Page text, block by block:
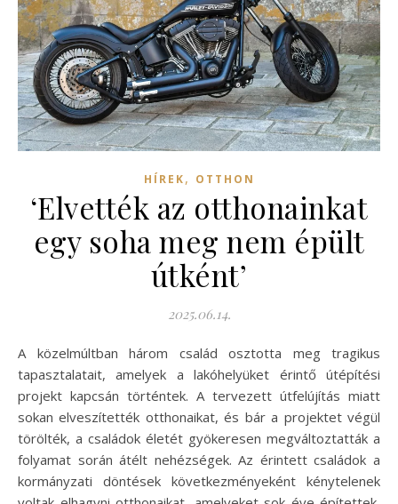
HÍREK, OTTHON
‘Elvették az otthonainkat
egy soha meg nem épült
útként’
2025.06.14.
A közelmúltban három család osztotta meg tragikus
tapasztalatait, amelyek a lakóhelyüket érintő útépítési
projekt kapcsán történtek. A tervezett útfelújítás miatt
sokan elveszítették otthonaikat, és bár a projektet végül
törölték, a családok életét gyökeresen megváltoztatták a
folyamat során átélt nehézségek. Az érintett családok a
kormányzati döntések következményeként kénytelenek